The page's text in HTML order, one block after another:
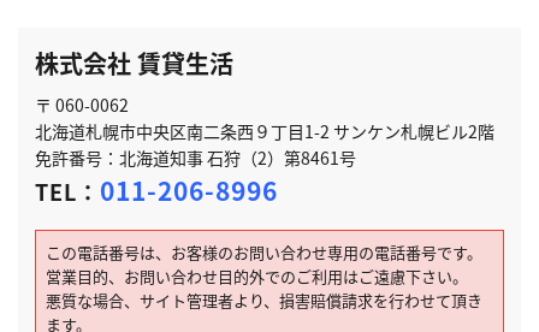
株式会社 賃貸生活
〒 060-0062
北海道札幌市中央区南二条西９丁目1-2 サンケン札幌ビル2階
免許番号：北海道知事 石狩（2）第8461号
TEL： 011-206-8996
この電話番号は、お客様のお問い合わせ専用の電話番号です。
営業目的、お問い合わせ目的外でのご利用はご遠慮下さい。
悪質な場合、サイト管理者より、損害賠償請求を行わせて頂き
ます。